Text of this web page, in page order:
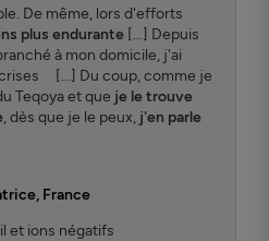
De même, lors d'efforts
plus endurante[...] Depuis
à mon domicile, j'ai
[...] Du coup, comme je
Teqoya et que je le trouve
, dès que je le peux, j'en parle
France
et ions négatifs